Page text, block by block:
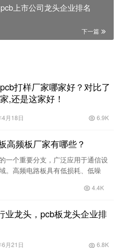
上市公司龙头企业排名
下一篇
打样厂家哪家好？对比了
,还是这家好！
月18日 6.9K
高频板厂家有哪些？
一个重要分支，广泛应用于通信设
。高频电路板具有低损耗、低噪
4.4K
业龙头，pcb板龙头企业排
月21日 6.8K